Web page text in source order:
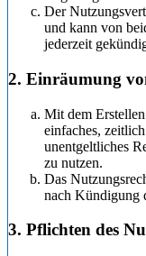
Der
und kann von
jederzeit
2. Einräumung
Mit dem
einfaches,
unentgeltliches
zu nutzen.
Das
nach Kündigung
3. Pflichten des